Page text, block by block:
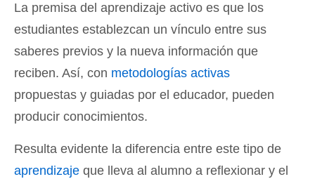
La premisa del aprendizaje activo es que los
estudiantes establezcan un vínculo entre sus
saberes previos y la nueva información que
reciben. Así, con metodologías activas
propuestas y guiadas por el educador, pueden
producir conocimientos.
Resulta evidente la diferencia entre este tipo de
aprendizaje que lleva al alumno a reflexionar y el